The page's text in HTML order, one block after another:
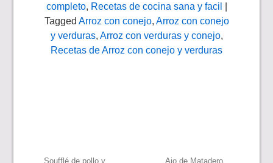
completo, Recetas de cocina sana y facil
Tagged Arroz con conejo, Arroz con conejo
y verduras, Arroz con verduras y conejo,
Recetas de Arroz con conejo y verduras
Soufflé de pollo y
Ajo de Matadero